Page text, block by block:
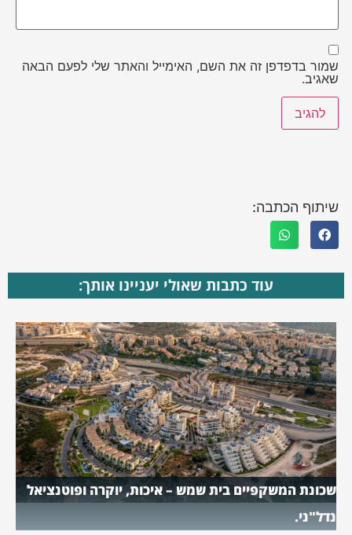
שמור בדפדפן זה את השם, האימייל והאתר שלי לפעם הבאה
שאגיב.
שיתוף הכתבה:
עוד כתבות שאולי יעניינו אותך:
שכונת המשקפיים בית שמש – איכות, יוקרה ופוטנציאל
נדל"ני.